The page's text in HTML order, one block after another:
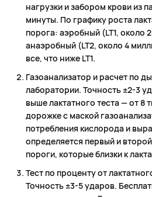
нагрузки и забором крови из
минуты. По графику роста
порога: аэробный (LT1, около
анаэробный (LT2, около 4
все, что ниже LT1.
Газоанализатор и расчет по
лаборатории. Точность ±2-3
выше лактатного теста — от 8
дорожке с маской
потребления кислорода и
определяется первый и
пороги, которые близки к
Тест по проценту от
Точность ±3-5 ударов.